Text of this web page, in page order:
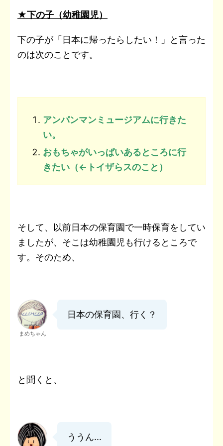
★下の子（幼稚園児）
下の子が「日本に帰ったらしたい！」と言った
のは次のことです。
アンパンマンミュージアムに行きた
い。
おもちゃがいっぱいあるところに行
きたい（←トイザらスのこと）
そして、以前日本の保育園で一時保育をしてい
ましたが、そこは幼稚園児も行けるところで
す。そのため、
まめちゃん
日本の保育園、行く？
と聞くと、
ううん...